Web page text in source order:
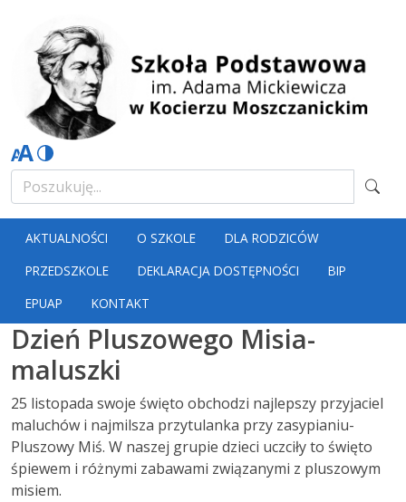
AKTUALNOŚCI O SZKOLE
DLA RODZICÓW
PRZEDSZKOLE
DEKLARACJA DOSTĘPNOŚCI
BIP
EPUAP
KONTAKT
Dzień Pluszowego Misia-
maluszki
25 listopada swoje święto obchodzi najlepszy przyjaciel
maluchów i najmilsza przytulanka przy zasypianiu-
Pluszowy Miś. W naszej grupie dzieci uczciły to święto
śpiewem i różnymi zabawami związanymi z pluszowym
misiem.